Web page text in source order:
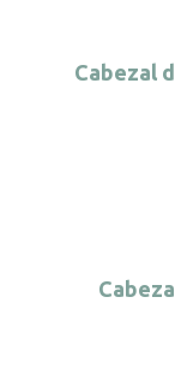
Cabezal